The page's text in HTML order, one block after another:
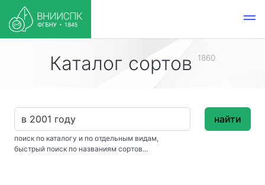
Каталог сортов 1860
поиск по каталогу и по отдельным видам,
быстрый поиск по названиям сортов...
найти